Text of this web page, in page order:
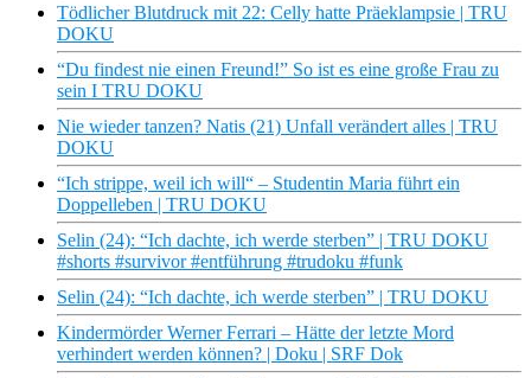
Tödlicher Blutdruck mit 22: Celly hatte Präeklampsie | TRU
DOKU
“Du findest nie einen Freund!” So ist es eine große Frau zu
sein I TRU DOKU
Nie wieder tanzen? Natis (21) Unfall verändert alles | TRU
DOKU
“Ich strippe, weil ich will“ – Studentin Maria führt ein
Doppelleben | TRU DOKU
Selin (24): “Ich dachte, ich werde sterben” | TRU DOKU
#shorts #survivor #entführung #trudoku #funk
Selin (24): “Ich dachte, ich werde sterben” | TRU DOKU
Kindermörder Werner Ferrari – Hätte der letzte Mord
verhindert werden können? | Doku | SRF Dok